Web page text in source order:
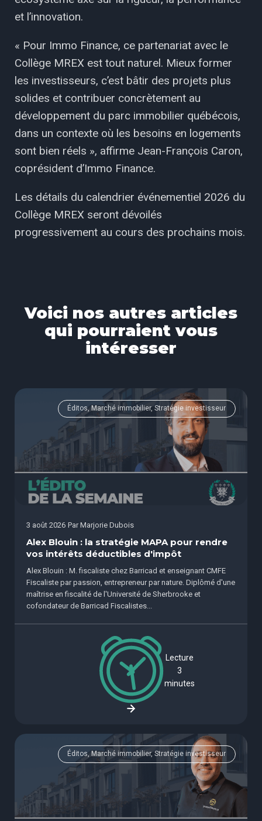
et l’innovation.
« Pour Immo Finance, ce partenariat avec le
Collège MREX est tout naturel. Mieux former
les investisseurs, c’est bâtir des projets plus
solides et contribuer concrètement au
développement du parc immobilier québécois,
dans un contexte où les besoins en logements
sont bien réels », affirme Jean-François Caron,
coprésident d’Immo Finance.
Les détails du calendrier événementiel 2026 du
Collège MREX seront dévoilés
progressivement au cours des prochains mois.
Voici nos autres articles
qui pourraient vous
intéresser
Éditos, Marché immobilier, Stratégie investisseur
3 août 2026 Par Marjorie Dubois
Alex Blouin : la stratégie MAPA pour rendre
vos intérêts déductibles d'impôt
Alex Blouin : M. fiscaliste chez Barricad et enseignant CMFE
Fiscaliste par passion, entrepreneur par nature. Diplômé d'une
maîtrise en fiscalité de l'Université de Sherbrooke et
cofondateur de Barricad Fiscalistes...
Lecture
3
minutes
Éditos, Marché immobilier, Stratégie investisseur